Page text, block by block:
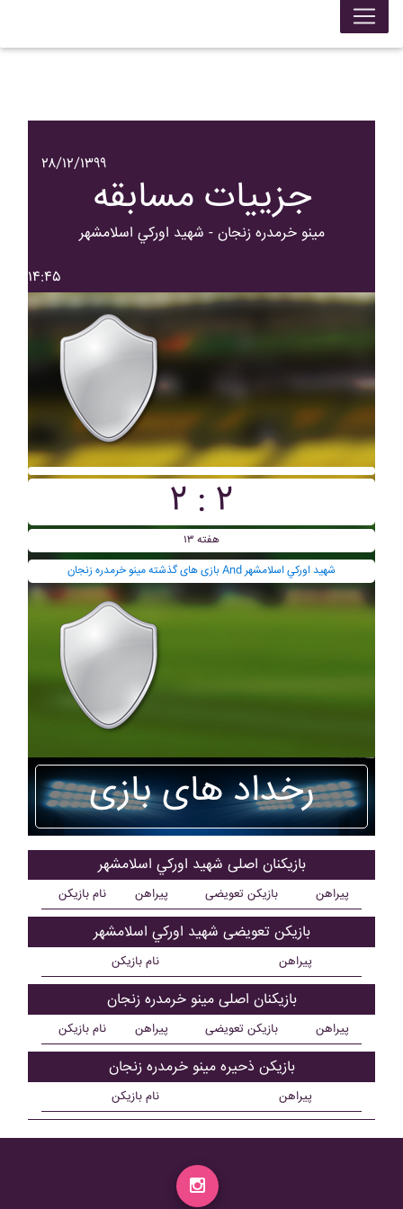
۲۸/۱۲/۱۳۹۹
جزییات مسابقه
مينو خرمدره زنجان - شهيد اورکي اسلامشهر
۱۴:۴۵
۲ : ۲
هفته ۱۳
بازی های گذشته مينو خرمدره زنجان And شهيد اورکي اسلامشهر
رخداد های بازی
بازیکنان اصلی شهيد اورکي اسلامشهر
نام بازیکن پیراهن بازیکن تعویضی پیراهن
بازیکن تعویضی شهيد اورکي اسلامشهر
نام بازیکن پیراهن
بازیکنان اصلی مينو خرمدره زنجان
نام بازیکن پیراهن بازیکن تعویضی پیراهن
بازیکن ذحیره مينو خرمدره زنجان
نام بازیکن پیراهن